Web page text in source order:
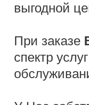
выгодной
При заказе
спектр